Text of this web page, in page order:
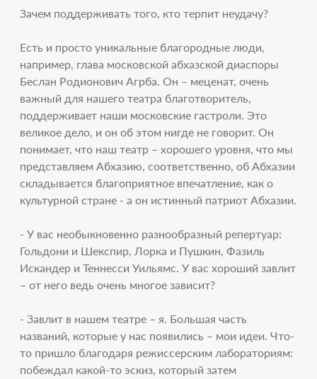
Зачем поддерживать того, кто терпит неудачу?
Есть и просто уникальные благородные люди,
например, глава московской абхазской диаспоры
Беслан Родионович Агрба. Он – меценат, очень
важный для нашего театра благотворитель,
поддерживает наши московские гастроли. Это
великое дело, и он об этом нигде не говорит. Он
понимает, что наш театр – хорошего уровня, что мы
представляем Абхазию, соответственно, об Абхазии
складывается благоприятное впечатление, как о
культурной стране - а он истинный патриот Абхазии.
- У вас необыкновенно разнообразный репертуар:
Гольдони и Шекспир, Лорка и Пушкин, Фазиль
Искандер и Теннесси Уильямс. У вас хороший завлит
– от него ведь очень многое зависит?
- Завлит в нашем театре – я. Большая часть
названий, которые у нас появились – мои идеи. Что-
то пришло благодаря режиссерским лабораториям:
побеждал какой-то эскиз, который затем